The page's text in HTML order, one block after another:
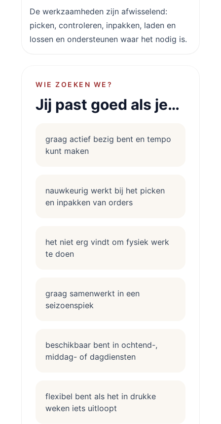
De werkzaamheden zijn afwisselend:
picken, controleren, inpakken, laden en
lossen en ondersteunen waar het nodig is.
WIE ZOEKEN WE?
Jij past goed als je…
graag actief bezig bent en tempo
kunt maken
nauwkeurig werkt bij het picken
en inpakken van orders
het niet erg vindt om fysiek werk
te doen
graag samenwerkt in een
seizoenspiek
beschikbaar bent in ochtend-,
middag- of dagdiensten
flexibel bent als het in drukke
weken iets uitloopt